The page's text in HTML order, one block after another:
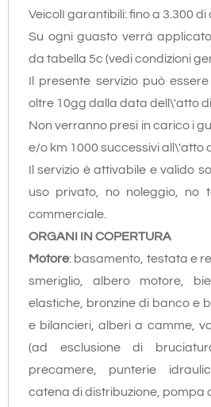
VeicolI garantibili: fino a 3.300 di
Su ogni guasto verrà
da tabella 5c (vedi condizioni
Il presente servizio può
oltre 10gg dalla data dell\'atto
Non verranno presi in carico i
e/o km 1000 successivi all\'atto
Il servizio è attivabile e valido
uso privato, no noleggio, no
commerciale.
ORGANI IN COPERTURA
Motore: basamento, testata e
smeriglio, albero motore,
elastiche, bronzine di banco e
e bilancieri, alberi a camme,
(ad esclusione di
precamere, punterie
catena di distribuzione, pompa